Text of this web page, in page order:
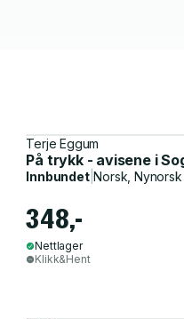
Terje Eggum
På trykk - avisene i
Innbundet|Norsk, Nynorsk
348,-
Nettlager
Klikk&Hent